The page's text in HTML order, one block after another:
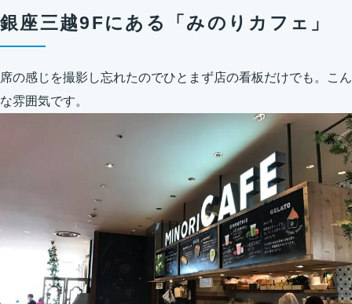
銀座三越9Fにある「みのりカフェ」
席の感じを撮影し忘れたのでひとまず店の看板だけでも。こん
な雰囲気です。